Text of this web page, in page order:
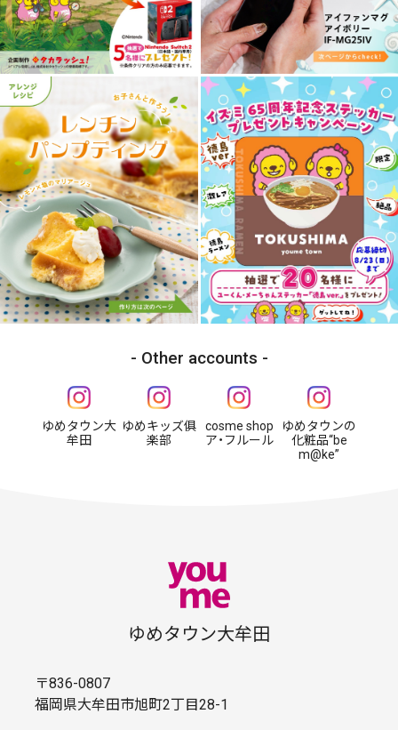
Other accounts
ゆめタウン大
牟田
ゆめキッズ俱
楽部
cosme shop
ア・フルール
ゆめタウンの
化粧品“be
m@ke”
ゆめタウン大牟田
〒836-0807
福岡県大牟田市旭町2丁目28-1